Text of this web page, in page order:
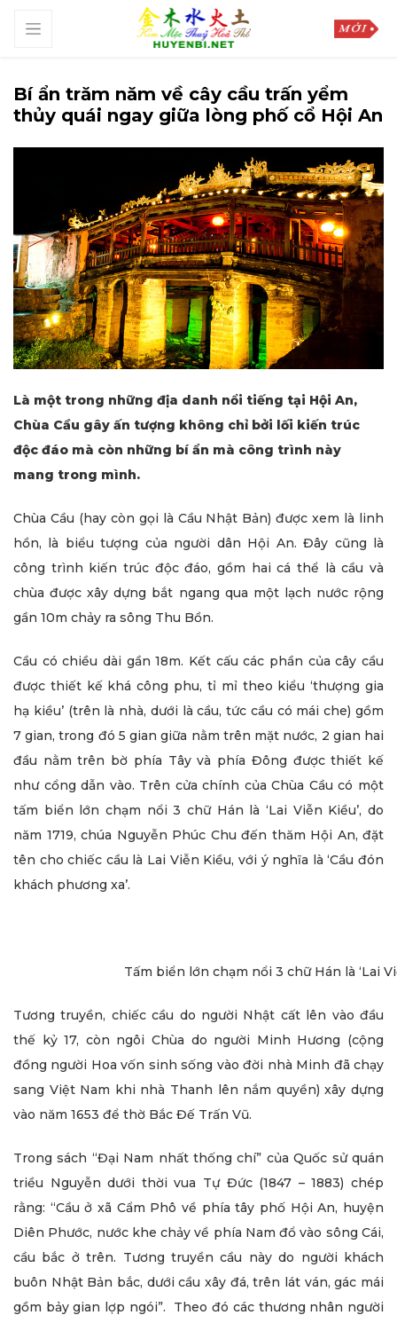
Bí ẩn trăm năm về cây cầu trấn yểm
thủy quái ngay giữa lòng phố cổ Hội An
Là một trong những địa danh nổi tiếng tại Hội An,
Chùa Cầu gây ấn tượng không chỉ bởi lối kiến trúc
độc đáo mà còn những bí ẩn mà công trình này
mang trong mình.
Chùa Cầu (hay còn gọi là Cầu Nhật Bản) được xem là linh
hồn, là biểu tượng của người dân Hội An. Đây cũng là
công trình kiến trúc độc đáo, gồm hai cá thể là cầu và
chùa được xây dựng bắt ngang qua một lạch nước rộng
gần 10m chảy ra sông Thu Bồn.
Cầu có chiều dài gần 18m. Kết cấu các phần của cây cầu
được thiết kế khá công phu, tỉ mỉ theo kiểu ‘thượng gia
hạ kiều’ (trên là nhà, dưới là cầu, tức cầu có mái che) gồm
7 gian, trong đó 5 gian giữa nằm trên mặt nước, 2 gian hai
đầu nằm trên bờ phía Tây và phía Đông được thiết kế
như cổng dẫn vào. Trên cửa chính của Chùa Cầu có một
tấm biển lớn chạm nổi 3 chữ Hán là ‘Lai Viễn Kiều’, do
năm 1719, chúa Nguyễn Phúc Chu đến thăm Hội An, đặt
tên cho chiếc cầu là Lai Viễn Kiều, với ý nghĩa là ‘Cầu đón
khách phương xa’.
Tấm biển lớn chạm nổi 3 chữ Hán là ‘Lai
Tương truyền, chiếc cầu do người Nhật cất lên vào đầu
thế kỷ 17, còn ngôi Chùa do người Minh Hương (cộng
đồng người Hoa vốn sinh sống vào đời nhà Minh đã chạy
sang Việt Nam khi nhà Thanh lên nắm quyền) xây dựng
vào năm 1653 để thờ Bắc Đế Trấn Vũ.
Trong sách “Đại Nam nhất thống chí” của Quốc sử quán
triều Nguyễn dưới thời vua Tự Đức (1847 – 1883) chép
rằng: “Cầu ở xã Cẩm Phô về phía tây phố Hội An, huyện
Diên Phước, nước khe chảy về phía Nam đổ vào sông Cái,
cầu bắc ở trên. Tương truyền cầu này do người khách
buôn Nhật Bản bắc, dưới cầu xây đá, trên lát ván, gác mái
gồm bảy gian lợp ngói”. Theo đó các thương nhân người